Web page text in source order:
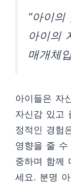
“아이
아이의
매개체
아이들은 자
자신감 있고
정적인 경험
영향을 줄 수
중하며 함께
세요. 분명